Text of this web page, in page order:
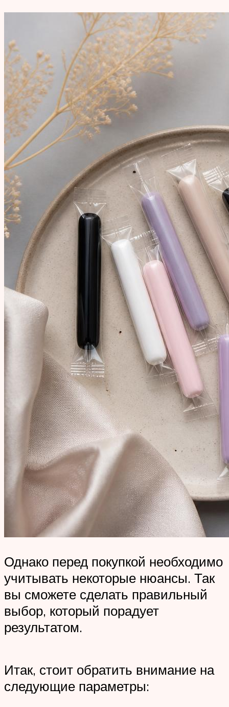
Однако перед покупкой необходимо
учитывать некоторые нюансы. Так
вы сможете сделать правильный
выбор, который порадует
результатом.
Итак, стоит обратить внимание на
следующие параметры: